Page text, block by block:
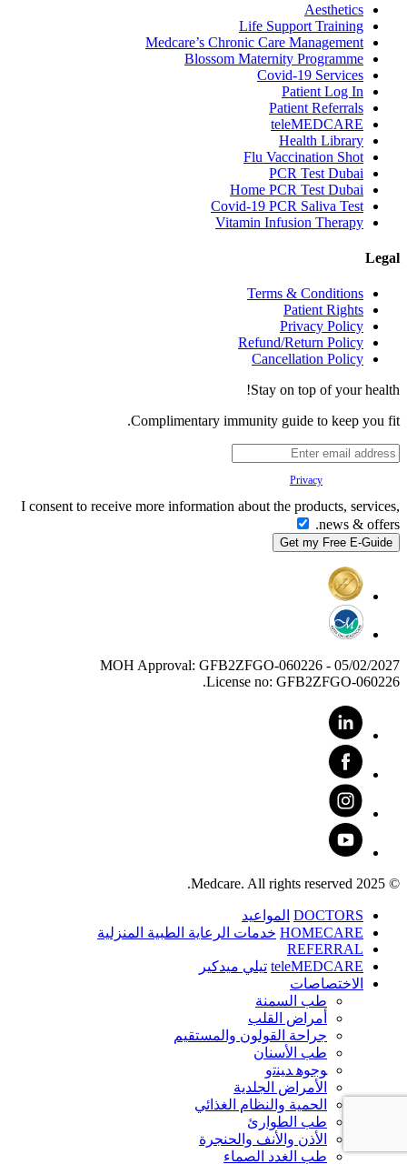
Aesthetics
Life Support Training
Medcare’s Chronic Care Management
Blossom Maternity Programme
Covid-19 Services
Patient Log In
Patient Referrals
teleMEDCARE
Health Library
Flu Vaccination Shot
PCR Test Dubai
Home PCR Test Dubai
Covid-19 PCR Saliva Test
Vitamin Infusion Therapy
Legal
Terms & Conditions
Patient Rights
Privacy Policy
Refund/Return Policy
Cancellation Policy
Stay on top of your health!
Complimentary immunity guide to keep you fit.
Privacy
I consent to receive more information about the products, services,
news & offers.
MOH Approval: GFB2ZFGO-060226 - 05/02/2027
License no: GFB2ZFGO-060226.
© 2025 Medcare. All rights reserved.
DOCTORS المواعيد
HOMECARE خدمات الرعاية الطبية المنزلية
REFERRAL
teleMEDCARE تيلي ميدكير
الاختصاصات
طب السمنة
أمراض القلب
جراحة القولون والمستقيم
طب الأسنان
ﻮﺟﻮﻫ ﺪﻴﻨﺗﻭ
الأمراض الجلدية
الحمية والنظام الغذائي
طب الطوارئ
الأذن والأنف والحنجرة
طب الغدد الصماء